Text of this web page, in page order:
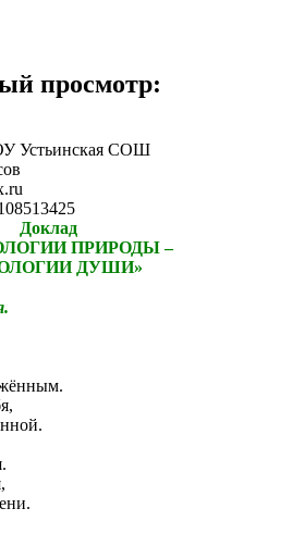
просмотр:
Устьинская СОШ
Доклад
ПРИРОДЫ –
ДУШИ»